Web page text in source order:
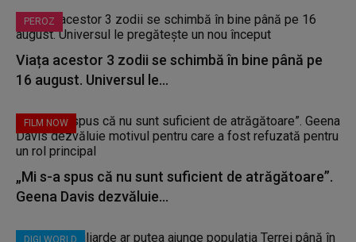
PEROZ
Viața acestor 3 zodii se schimbă în bine până pe
16 august. Universul le...
FILM NOW
„Mi s-a spus că nu sunt suficient de atrăgătoare”.
Geena Davis dezvăluie...
DIGI WORLD